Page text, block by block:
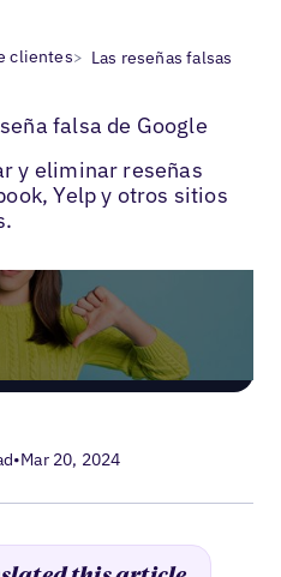
clientes> Las reseñas falsas
falsa de Google
y eliminar reseñas
Yelp y otros sitios
•Mar 20, 2024